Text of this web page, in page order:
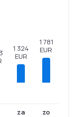
1 324
EUR
za
1 781
EUR
zo